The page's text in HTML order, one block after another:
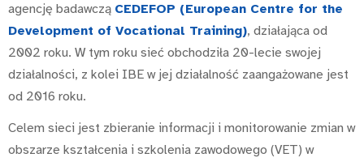
agencję badawczą CEDEFOP (European Centre for the
Development of Vocational Training), działająca od
2002 roku. W tym roku sieć obchodziła 20-lecie swojej
działalności, z kolei IBE w jej działalność zaangażowane jest
od 2016 roku.
Celem sieci jest zbieranie informacji i monitorowanie zmian w
obszarze kształcenia i szkolenia zawodowego (VET) w